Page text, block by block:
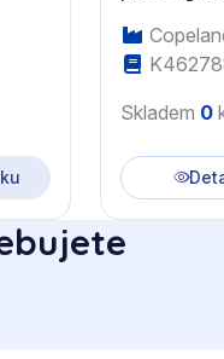
Skladem 0